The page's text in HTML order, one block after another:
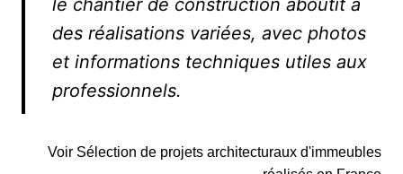
le chantier de construction aboutit à
des réalisations variées, avec photos
et informations techniques utiles aux
professionnels.
Voir Sélection de projets architecturaux d'immeubles